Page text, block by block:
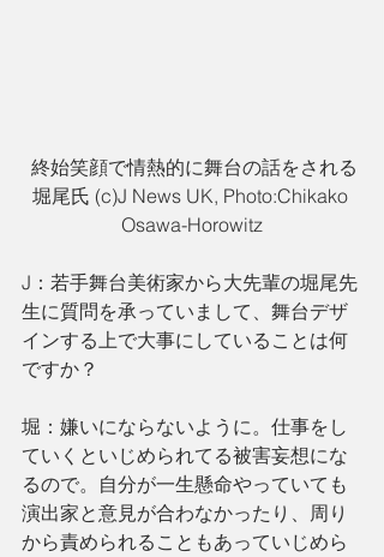
堀尾氏 (c)J News UK, Photo:Chikako
Osawa-Horowitz
J：若手舞台美術家から大先輩の堀尾先
生に質問を承っていまして、舞台デザ
インする上で大事にしていることは何
ですか？
堀：嫌いにならないように。仕事をし
ていくといじめられてる被害妄想にな
るので。自分が一生懸命やっていても
演出家と意見が合わなかったり、周り
から責められることもあっていじめら